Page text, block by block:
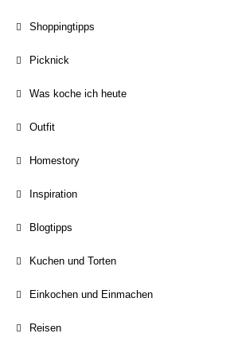
Shoppingtipps
Picknick
Was koche ich heute
Outfit
Homestory
Inspiration
Blogtipps
Kuchen und Torten
Einkochen und Einmachen
Reisen